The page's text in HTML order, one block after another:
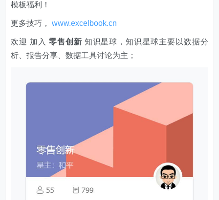
模板福利​​​​！
更多技巧，www.excelbook.cn
欢迎 加入 零售创新 知识星球，知识星球主要以数据分
析、报告分享、数据工具讨论为主；